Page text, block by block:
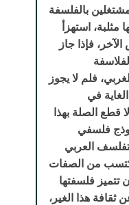
بالفلسفة
مثلبة، استهزأ
فإذا جاز
فلم لا يجوز
في
قطع الصلة بهذا
فلسفي
العربي
من الصفات
تتميز فلسفتها
ثقافة هذا الغير،